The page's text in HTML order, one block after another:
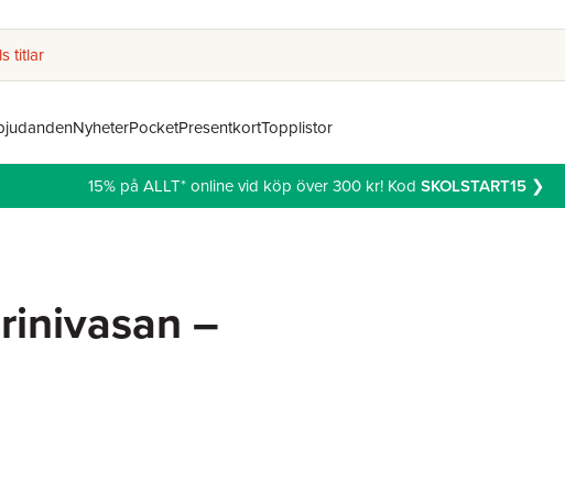
titlar
NyheterPocketPresentkortTopplistor
15% på ALLT* online vid köp över 300 kr! Kod SKOLSTART15❯
–